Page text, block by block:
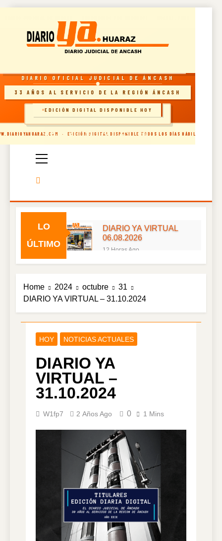
· EDICIÓN DIGITAL DISPONIBLE TODOS LOS DÍAS HÁBILES
RESOLUCIÓN INDECOPI · DIARIO OFICIAL
DIARIO OFICIAL JUDICIAL DE ÁNCASH
33 AÑOS AL SERVICIO DE LA REGIÓN ÁNCASH
🗞️ INGRESAR AL SITIO
EDICIÓN DIGITAL DISPONIBLE HOY
content
Diario Oficial
Judicial De
LO
ÚLTIMO
DIARIO YA VIRTUAL
06.08.2026
12 Horas Ago
2 Días Ago
DIARIO YA VIRTUAL
04.08.2026
03.08.2026
DIARIO YA VIRTUAL
02.08.2026
5 Días Ago
DIARIO YA VIRTUAL
6 Días Ago
31.07.2026
7 Días Ago
DIARIO YA VIRTUAL
30.07.2026
1 Semana Ago
DIARIO YA VIRTUAL
28.07.2026
1 Semana Ago
DIARIO YA VIRTUAL
27.07.2026
Home 2024 octubre
31
DIARIO YA VIRTUAL – 31.10.2024
HOY NOTICIAS ACTUALES
DIARIO YA
VIRTUAL –
31.10.2024
W1fp7 2 Años Ago 0 1 Mins